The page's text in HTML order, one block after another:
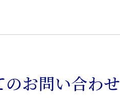
卓
個
のお問い合わせ